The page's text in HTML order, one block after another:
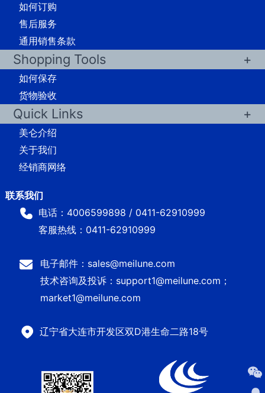
如何订购
售后服务
通用销售条款
Shopping Tools
如何保存
货物验收
Quick Links
美仑介绍
关于我们
经销商网络
电话：4006599898 / 0411-62910999
客服热线：0411-62910999
电子邮件：sales@meilune.com
技术咨询及投诉：support1@meilune.com；
market1@meilune.com
辽宁省大连市开发区双D港生命二路18号